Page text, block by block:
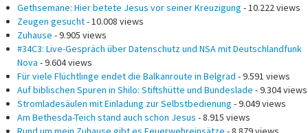
Gethsemane: Hier betete Jesus vor seiner Kreuzigung - 10.222 views
Zeugen gesucht- 10.008 views
Zuhause - 9.905 views
#34C3: Live-Gespräch über Datenschutz und NSA mit Deutschlandfunk
Nova - 9.604 views
Für viele Flüchtlinge endet die Balkanroute in Belgrad - 9.591 views
Auf biblischen Spuren in Shilo: Stiftshütte und Bundeslade - 9.304 views
Stromladesäulen mit Einladung zur Selbstbedienung - 9.049 views
Am Bethesda-Teich stand auch schon Jesus - 8.915 views